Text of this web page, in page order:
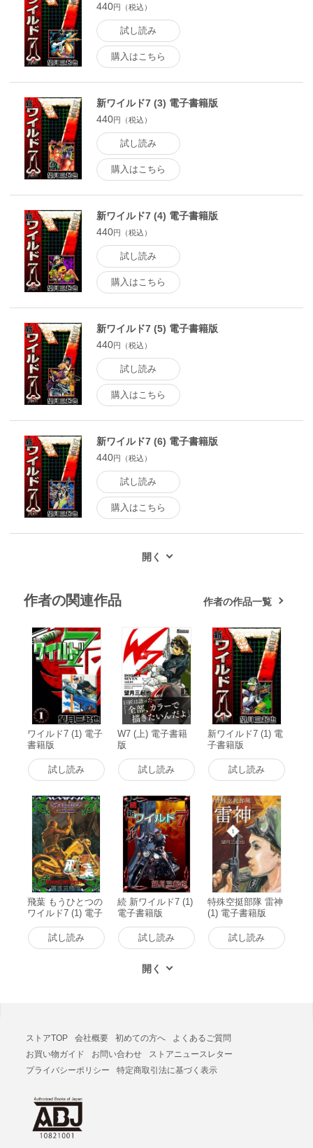
440円（税込）
試し読み
購入はこちら
新ワイルド7 (3) 電子書籍版
440円（税込）
試し読み
購入はこちら
新ワイルド7 (4) 電子書籍版
440円（税込）
試し読み
購入はこちら
新ワイルド7 (5) 電子書籍版
440円（税込）
試し読み
購入はこちら
新ワイルド7 (6) 電子書籍版
440円（税込）
試し読み
購入はこちら
作者の関連作品 作者の作品一覧
ワイルド7 (1) 電子
書籍版
試し読み
W7 (上) 電子書籍
版
試し読み
新ワイルド7 (1) 電
子書籍版
試し読み
飛葉 もうひとつの
ワイルド7 (1) 電子
書籍版
試し読み
続 新ワイルド7 (1)
電子書籍版
試し読み
特殊空挺部隊 雷神
(1) 電子書籍版
試し読み
ストアTOP 会社概要 初めての方へ
よくあるご質問
お買い物ガイド
お問い合わせ
ストアニュースレター
プライバシーポリシー
特定商取引法に基づく表示